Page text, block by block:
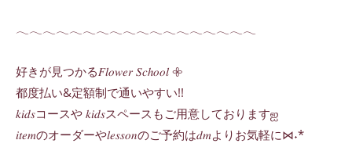
𓂃𓂃𓂃𓂃𓂃𓂃𓂃𓂃𓂃𓂃𓂃𓂃𓂃𓂃𓂃𓂃𓂃𓂃
好きが見つかる𝐹𝑙𝑜𝑤𝑒𝑟 𝑆𝑐ℎ𝑜𝑜𝑙 𖧷
都度払い&定額制で通いやすい!!
𝑘𝑖𝑑𝑠コースや 𝑘𝑖𝑑𝑠スペースもご用意しておりますஐ
𝑖𝑡𝑒𝑚のオーダーや𝑙𝑒𝑠𝑠𝑜𝑛のご予約は𝑑𝑚よりお気軽に⋈˖*